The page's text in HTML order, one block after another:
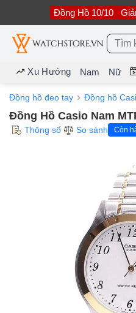
nội
dung
Đồng Hồ 10/10
Tìm
kiếm:
Xu Hướng Nam Nữ
Đồng hồ đeo tay Đồng hồ
Đồng Hồ Casio Nam
Thông số So sánh Còn